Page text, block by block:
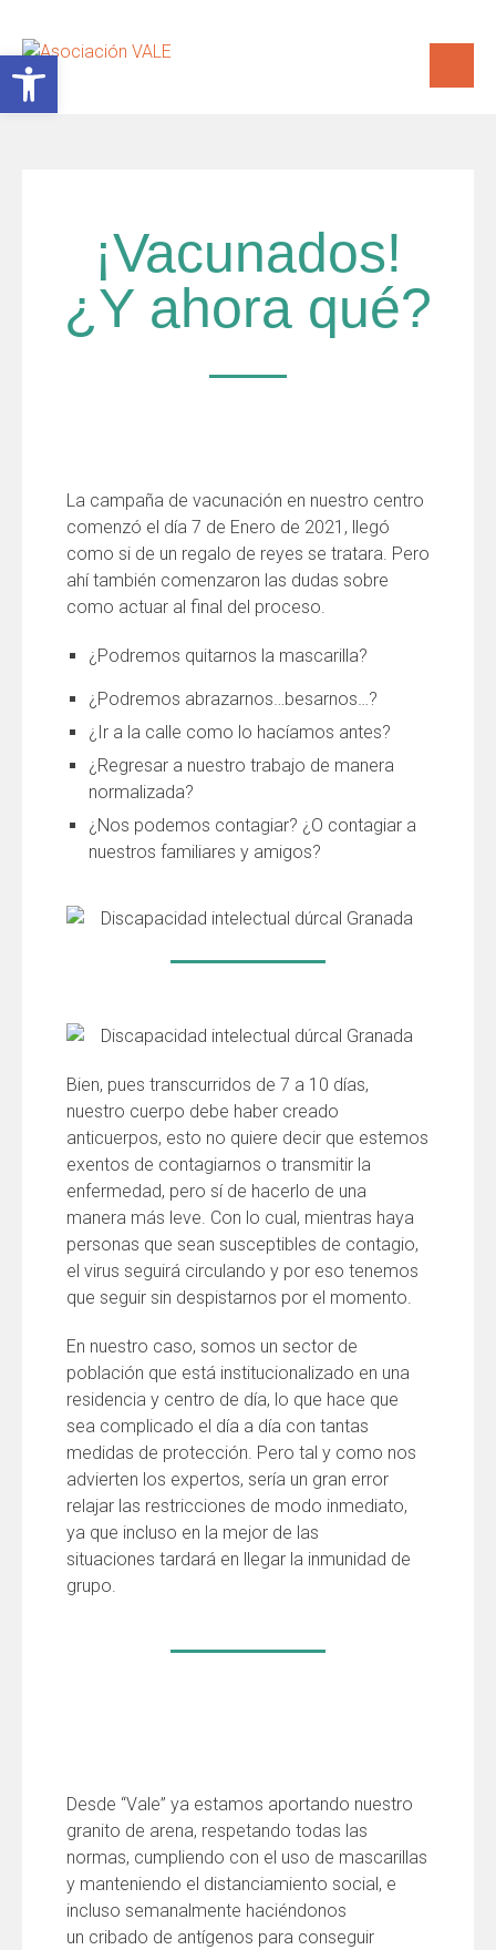
¡Vacunados!
¿Y ahora qué?
La campaña de vacunación en nuestro centro
comenzó el día 7 de Enero de 2021, llegó
como si de un regalo de reyes se tratara. Pero
ahí también comenzaron las dudas sobre
como actuar al final del proceso.
¿Podremos quitarnos la mascarilla?
¿Podremos abrazarnos…besarnos…?
¿Ir a la calle como lo hacíamos antes?
¿Regresar a nuestro trabajo de manera
normalizada?
¿Nos podemos contagiar? ¿ O contagiar a
nuestros familiares y amigos?
Bien, pues transcurridos de 7 a 10 días,
nuestro cuerpo debe haber creado
anticuerpos, esto no quiere decir que estemos
exentos de contagiarnos o transmitir la
enfermedad, pero sí de hacerlo de una
manera más leve. Con lo cual, mientras haya
personas que sean susceptibles de contagio,
el virus seguirá circulando y por eso tenemos
que seguir sin despistarnos por el momento.
En nuestro caso, somos un sector de
población que está institucionalizado en una
residencia y centro de día, lo que hace que
sea complicado el día a día con tantas
medidas de protección Pero tal y como nos
advierten los expertos, sería un gran error
relajar las restricciones de modo inmediato,
ya que incluso en la mejor de las
situaciones tardará en llegar la inmunidad de
grupo.
Desde “Vale” ya estamos aportando nuestro
granito de arena, respetando todas las
normas, cumpliendo con el uso de mascarillas
y manteniendo el distanciamiento social, e
incluso semanalmente haciéndonos
un cribado de antígenos para conseguir
Abrir barra de herramientas